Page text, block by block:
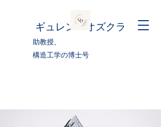
ギュレン・オズクラ
助教授、
構造工学の博士号